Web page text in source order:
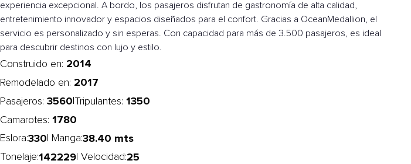
experiencia excepcional. A bordo, los pasajeros disfrutan de gastronomía de alta calidad,
entretenimiento innovador y espacios diseñados para el confort. Gracias a OceanMedallion, el
servicio es personalizado y sin esperas. Con capacidad para más de 3.500 pasajeros, es ideal
para descubrir destinos con lujo y estilo.
Construido en: 2014
Remodelado en: 2017
Pasajeros: 3560 Tripulantes: 1350
Camarotes: 1780
Eslora:330 | Manga:38.40 mts
Tonelaje:142229 | Velocidad:25